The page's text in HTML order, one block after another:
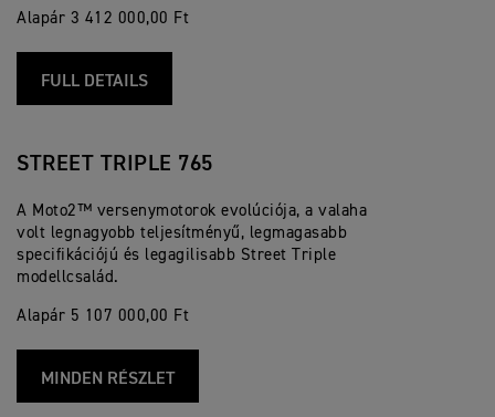
Alapár 3 412 000,00 Ft
FULL DETAILS
STREET TRIPLE 765
A Moto2™ versenymotorok evolúciója, a valaha
volt legnagyobb teljesítményű, legmagasabb
specifikációjú és legagilisabb Street Triple
modellcsalád.
Alapár 5 107 000,00 Ft
MINDEN RÉSZLET